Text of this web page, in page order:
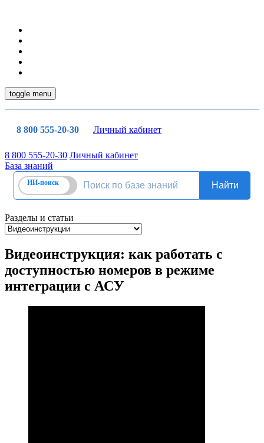
toggle menu
8 800 555-20-30 Личный кабинет
8 800 555-20-30 Личный кабинет
База знаний
Разделы и статьи
Видеоинструкция: как работать с
доступностью номеров в режиме
интеграции с АСУ